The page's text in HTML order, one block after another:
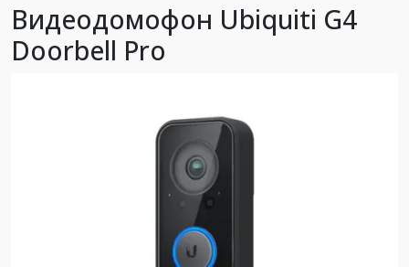
Видеодомофон Ubiquiti G4
Doorbell Pro